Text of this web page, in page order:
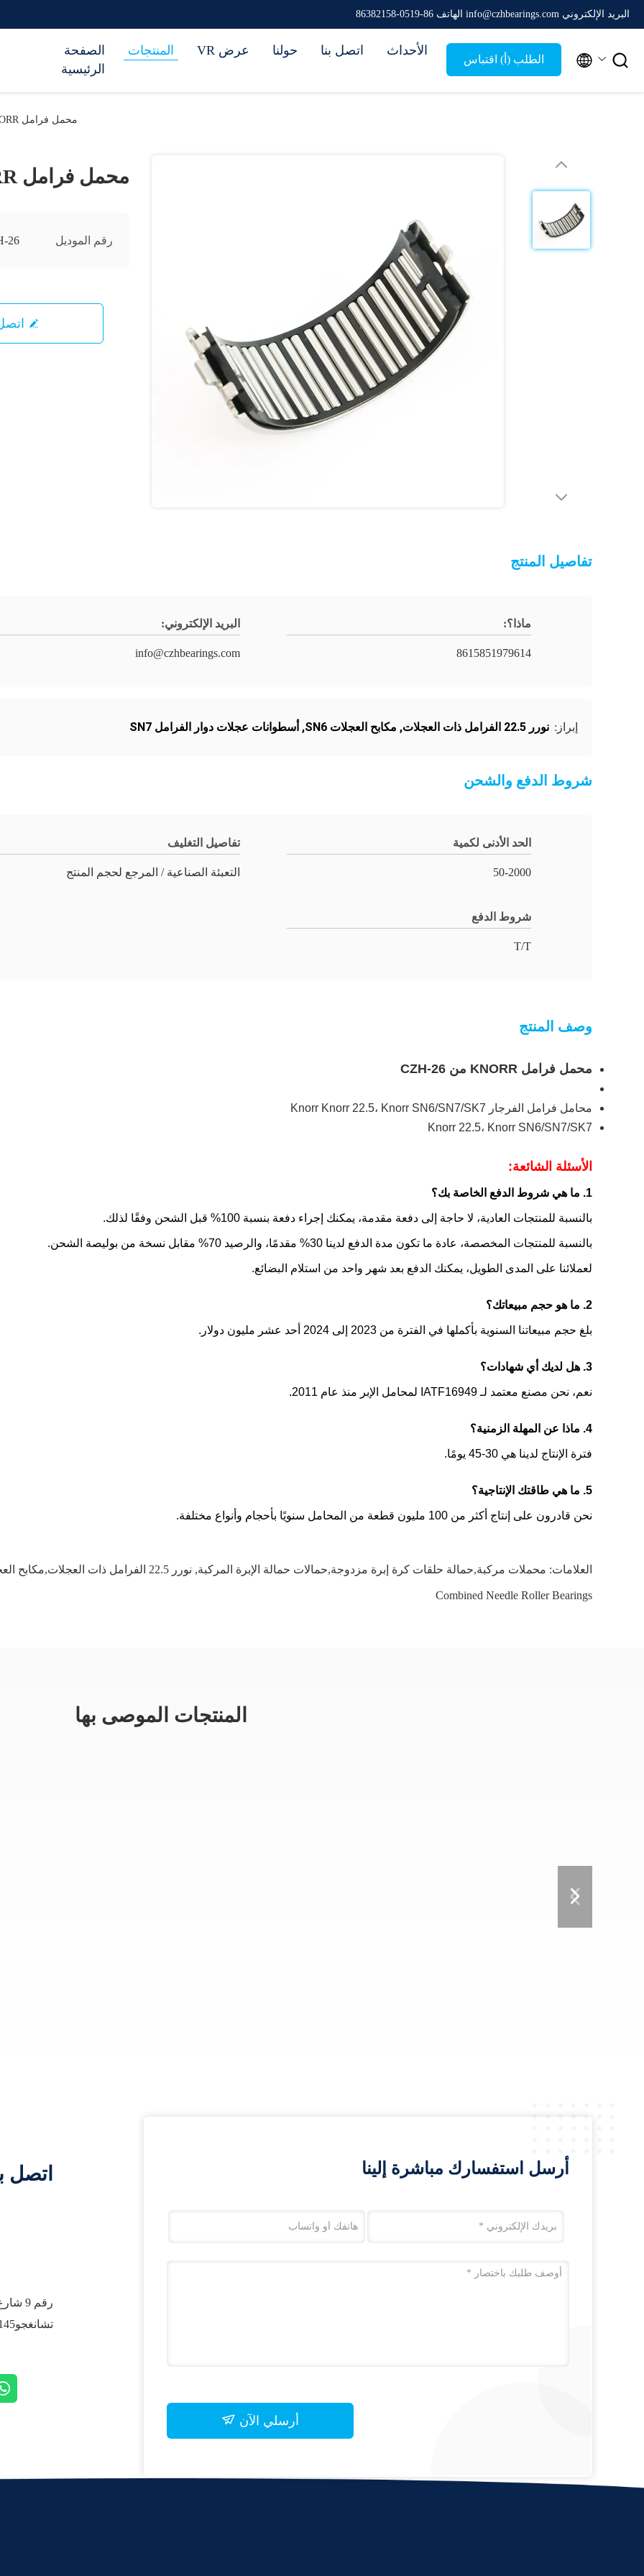
البريد الإلكتروني info@czhbearings.com الهاتف 86-0519-86382158
الصفحة
الرئيسية
المنتجات عرض VR حولنا اتصل بنا الأحداث
الطلب (أ) اقتباس  
محمل فرامل KNORR لـ CZH-26
محمل فرامل KNORR لـ CZH-26
رقم الموديل 26
تفاصيل المنتج
ماذا؟:
8615851979614
البريد الإلكتروني:
info@czhbearings.com
إبراز: نورر 22.5 الفرامل ذات العجلات , مكابح العجلات SN6 , أسطوانات عجلات دوار الفرامل SN7
شروط الدفع والشحن
الحد الأدنى لكمية
50-2000
تفاصيل التغليف
التعبئة الصناعية / المرجع لحجم المنتج
شروط الدفع
T/T
وصف المنتج
محمل فرامل KNORR من CZH-26
محامل فرامل الفرجار Knorr Knorr 22.5، Knorr SN6/SN7/SK7
Knorr 22.5، Knorr SN6/SN7/SK7
الأسئلة الشائعة:
1. ما هي شروط الدفع الخاصة بك؟
بالنسبة للمنتجات العادية، لا حاجة إلى دفعة مقدمة، يمكنك إجراء دفعة بنسبة 100% قبل الشحن وفقًا لذلك.
بالنسبة للمنتجات المخصصة، عادة ما تكون مدة الدفع لدينا 30% مقدمًا، والرصيد 70% مقابل نسخة من بوليصة الشحن.
لعملائنا على المدى الطويل، يمكنك الدفع بعد شهر واحد من استلام البضائع.
2. ما هو حجم مبيعاتك؟
بلغ حجم مبيعاتنا السنوية بأكملها في الفترة من 2023 إلى 2024 أحد عشر مليون دولار.
3. هل لديك أي شهادات؟
نعم، نحن مصنع معتمد لـ IATF16949 لمحامل الإبر منذ عام 2011.
4. ماذا عن المهلة الزمنية؟
فترة الإنتاج لدينا هي 30-45 يومًا.
5. ما هي طاقتك الإنتاجية؟
نحن قادرون على إنتاج أكثر من 100 مليون قطعة من المحامل سنويًا بأحجام وأنواع مختلفة.
العلامات: محملات مركبة,حمالة حلقات كرة إبرة مزدوجة,حمالات حمالة الإبرة المركبة, نورر 22.5 الفرامل ذات العجلات,مكابح العجلات SN6,أسطوانات عجلات دوار الفرامل SN7
Combined Needle Roller Bearings
المنتجات الموصى بها
اتصل
رقم
تشانغجو213145الصين
أرسل استفسارك مباشرة إلينا
أرسلي الآن